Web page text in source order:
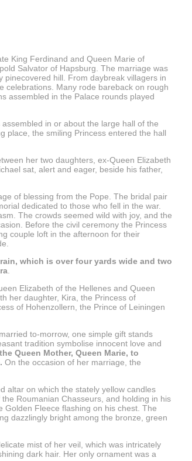
King Ferdinand and Queen Marie of
Salvator of Hapsburg. The marriage was
hill. From daybreak villagers in
celebrations. Many rode bareback on rough
assembled in the Palace rounds played
in or about the large hall of the
place, the smiling Princess entered the hall
her two daughters, ex-Queen Elizabeth
sat, alert and eager, beside his father,
of blessing from the Pope. The bridal pair
dedicated to those who fell in the war.
The crowds seemed wild with joy, and the
Before the civil ceremony the Princess
couple loft in the afternoon for their
which is over four yards wide and two
Elizabeth of the Hellenes and Queen
her daughter, Kira, the Princess of
of Hohenzollern, the Prince of Leiningen
to-morrow, one simple gift stands
tradition symbolise innocent love and
Queen Mother, Queen Marie, to
On the occasion of her marriage, the
altar on which the stately yellow candles
Roumanian Chasseurs, and holding in his
Fleece flashing on his chest. The
dazzlingly bright among the bronze, green
mist of her veil, which was intricately
dark hair. Her only ornament was a